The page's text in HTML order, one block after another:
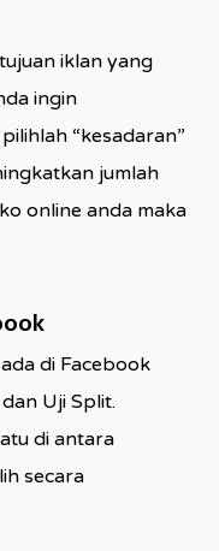
iklan yang
ingin
“kesadaran”
jumlah
online anda maka
di Facebook
Uji Split.
di antara
secara